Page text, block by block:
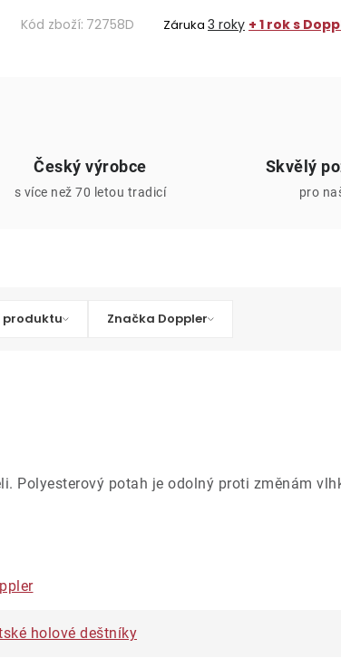
Kód zboží: 72758D Záruka 3 roky + 1 rok s
Český výrobce
s více než 70 letou tradicí
Skvělý
pro
produktu Značka Doppler
Polyesterový potah je odolný proti změnám
holové deštníky